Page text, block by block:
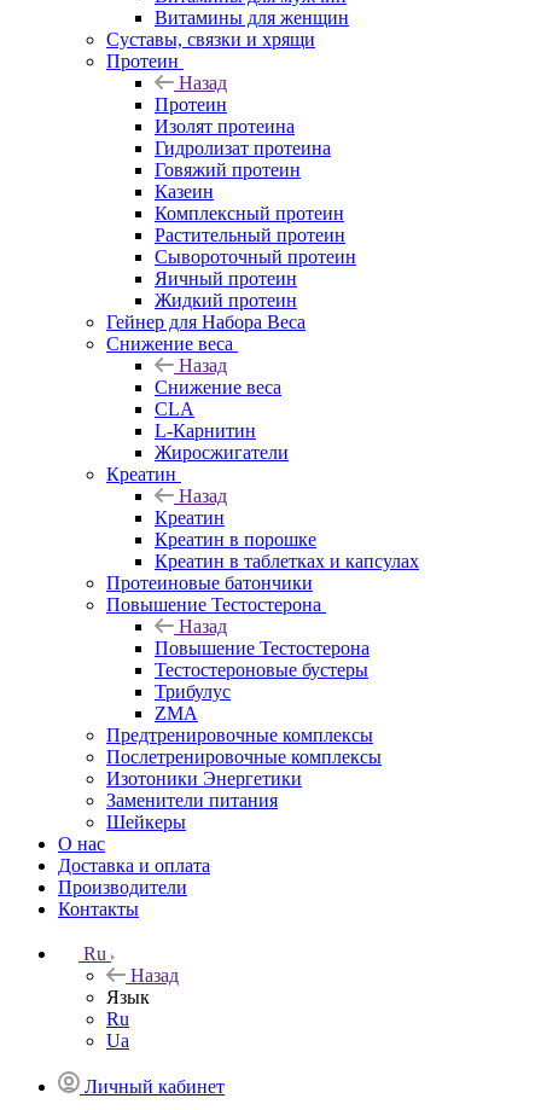
Витамины для женщин
Суставы, связки и хрящи
Протеин
Назад
Протеин
Изолят протеина
Гидролизат протеина
Говяжий протеин
Казеин
Комплексный протеин
Растительный протеин
Сывороточный протеин
Яичный протеин
Жидкий протеин
Гейнер для Набора Веса
Снижение веса
Назад
Снижение веса
CLA
L-Карнитин
Жиросжигатели
Креатин
Назад
Креатин
Креатин в порошке
Креатин в таблетках и капсулах
Протеиновые батончики
Повышение Тестостерона
Назад
Повышение Тестостерона
Тестостероновые бустеры
Трибулус
ZMA
Предтренировочные комплексы
Послетренировочные комплексы
Изотоники Энергетики
Заменители питания
Шейкеры
О нас
Доставка и оплата
Производители
Контакты
Ru
Назад
Язык
Ru
Ua
Личный кабинет